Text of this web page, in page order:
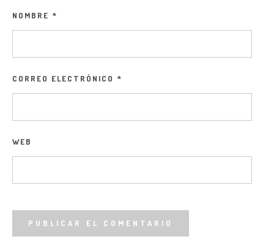
NOMBRE *
CORREO ELECTRÓNICO *
WEB